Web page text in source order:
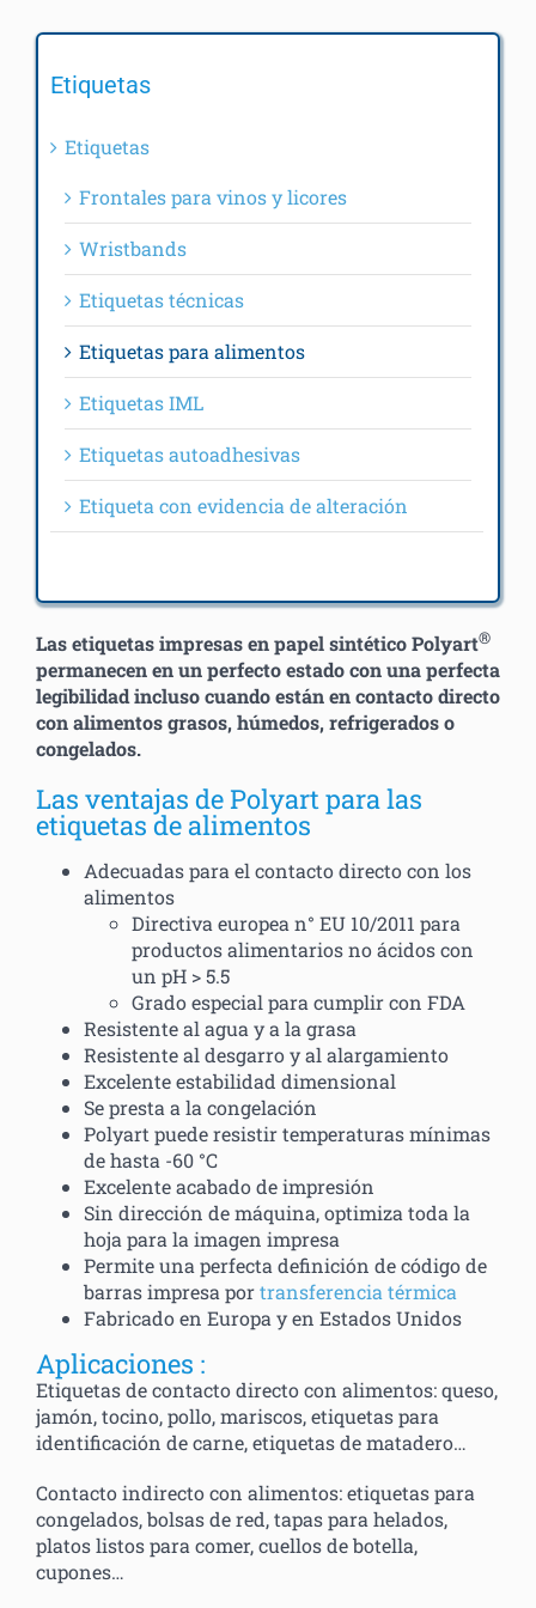
Arjobex
Resources
Etiquetas
Etiquetas
Frontales para vinos y licores
Wristbands
Etiquetas técnicas
Etiquetas para alimentos
Etiquetas IML
Etiquetas autoadhesivas
Etiqueta con evidencia de alteración
Las etiquetas impresas en papel sintético Polyart®
permanecen en un perfecto estado con una perfecta
legibilidad incluso cuando están en contacto directo
con alimentos grasos, húmedos, refrigerados o
congelados.
Las ventajas de Polyart para las
etiquetas de alimentos
Adecuadas para el contacto directo con los
alimentos
Directiva europea n° EU 10/2011 para
productos alimentarios no ácidos con
un pH > 5.5
Grado especial para cumplir con FDA
Resistente al agua y a la grasa
Resistente al desgarro y al alargamiento
Excelente estabilidad dimensional
Se presta a la congelación
Polyart puede resistir temperaturas mínimas
de hasta -60 °C
Excelente acabado de impresión
Sin dirección de máquina, optimiza toda la
hoja para la imagen impresa
Permite una perfecta definición de código de
barras impresa portransferencia térmica
Fabricado en Europa y en Estados Unidos
Aplicaciones :
Etiquetas de contacto directo con alimentos: queso,
jamón, tocino, pollo, mariscos, etiquetas para
identificación de carne, etiquetas de matadero…
Contacto indirecto con alimentos: etiquetas para
congelados, bolsas de red, tapas para helados,
platos listos para comer, cuellos de botella,
cupones…